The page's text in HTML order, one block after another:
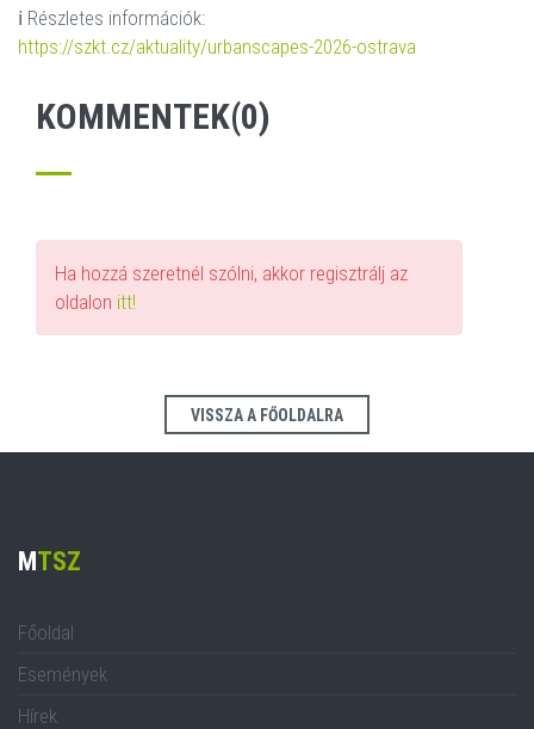
ℹ️ Részletes információk:
https://szkt.cz/aktuality/urbanscapes-2026-ostrava
KOMMENTEK(0)
Ha hozzá szeretnél szólni, akkor regisztrálj az
oldalon itt!
VISSZA A FŐOLDALRA
MTSZ
Főoldal
Események
Hírek